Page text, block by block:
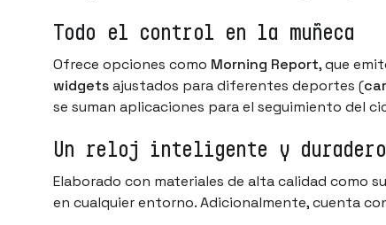
Todo el control en la muñeca
Ofrece opciones como Morning Report, que
widgetsajustados para diferentes deportes (
se suman aplicaciones para el seguimiento del
Un reloj inteligente y duradero
Elaborado con materiales de alta calidad como
en cualquier entorno. Adicionalmente, cuenta